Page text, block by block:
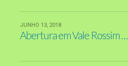
JUNHO 13, 2018
Abertura em Vale Rossim …